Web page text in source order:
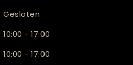
Gesloten
10:00 - 17:00
10:00 - 17:00